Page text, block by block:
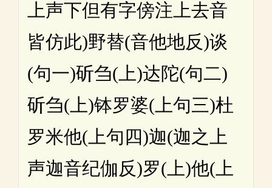
上声下但有字傍注上去音
皆仿此)野替(音他地反)谈
(句一)斫刍(上)达陀(句二)
斫刍(上)钵罗婆(上句三)杜
罗米他(上句四)迦(迦之上
声迦音纪伽反)罗(上)他(上